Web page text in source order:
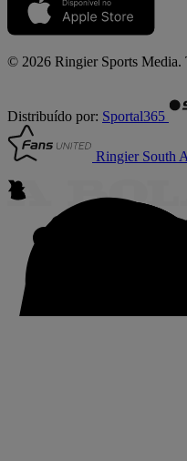
© 2026 Ringier Sports Media.
Distribuído por: Sportal365
Ringier South